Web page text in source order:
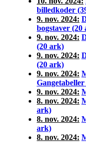
billedkoder
9. nov. 2024:
bogstaver (20
9. nov. 2024:
(20 ark)
9. nov. 2024:
(20 ark)
9. nov. 2024:
9. nov. 2024:
8. nov. 2024:
ark)
8. nov. 2024:
ark)
8. nov. 2024: